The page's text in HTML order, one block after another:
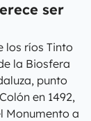
ser
los ríos Tinto
la Biosfera
punto
en 1492,
Monumento a